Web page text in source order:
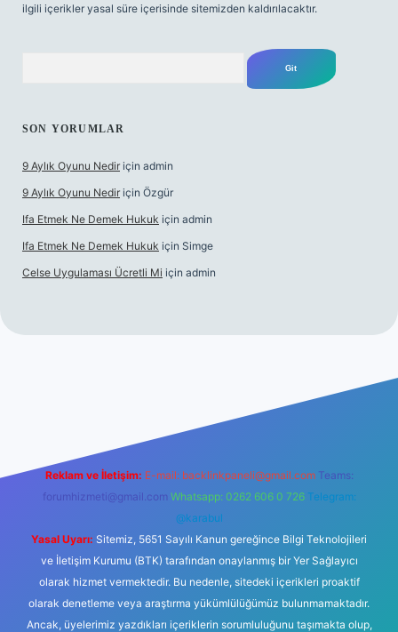
ilgili içerikler yasal süre içerisinde sitemizden kaldırılacaktır.
SON YORUMLAR
9 Aylık Oyunu Nedir için admin
9 Aylık Oyunu Nedir için Özgür
Ifa Etmek Ne Demek Hukuk için admin
Ifa Etmek Ne Demek Hukuk için Simge
Celse Uygulaması Ücretli Mi için admin
Reklam ve İletişim: E-mail: backlinkpaneli@gmail.com Teams:
forumhizmeti@gmail.com Whatsapp: 0262 606 0 726 Telegram:
@karabul
Yasal Uyarı: Sitemiz, 5651 Sayılı Kanun gereğince Bilgi Teknolojileri
ve İletişim Kurumu (BTK) tarafından onaylanmış bir Yer Sağlayıcı
olarak hizmet vermektedir. Bu nedenle, sitedeki içerikleri proaktif
olarak denetleme veya araştırma yükümlülüğümüz bulunmamaktadır.
Ancak, üyelerimiz yazdıkları içeriklerin sorumluluğunu taşımakta olup,